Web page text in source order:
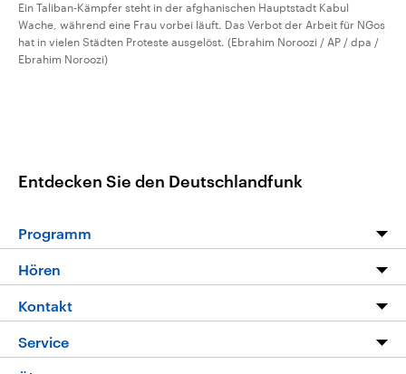
Ein Taliban-Kämpfer steht in der afghanischen Hauptstadt Kabul
Wache, während eine Frau vorbei läuft. Das Verbot der Arbeit für NGos
hat in vielen Städten Proteste ausgelöst. (Ebrahim Noroozi / AP / dpa /
Ebrahim Noroozi)
Entdecken Sie den Deutschlandfunk
Programm
Programm
Die Nachrichten
Nachrichtenleicht
Hören
Livestream
Podcasts
Kontakt
Hörerservice
Service